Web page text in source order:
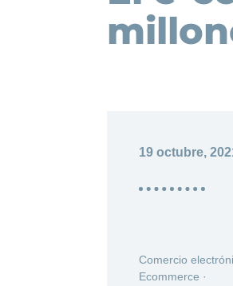
19 octubre,
Comercio
Ecommerce ·